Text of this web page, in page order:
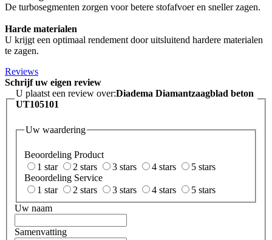
De turbosegmenten zorgen voor betere stofafvoer en sneller zagen.
Harde materialen
U krijgt een optimaal rendement door uitsluitend hardere materialen
te zagen.
Reviews
Schrijf uw eigen review
U plaatst een review over:Diadema Diamantzaagblad beton
UT105101
Uw waardering
Beoordeling Product
1 star
2 stars 3 stars 4 stars
5 stars
Beoordeling Service
1 star
2 stars 3 stars 4 stars
5 stars
Uw naam
Samenvatting